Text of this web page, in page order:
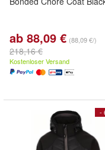
ab 88,09 € (88,09 €/)
218,16 €
Kostenloser Versand
-